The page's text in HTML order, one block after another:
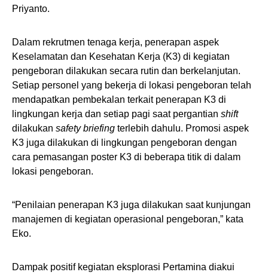
Priyanto.
Dalam rekrutmen tenaga kerja, penerapan aspek
Keselamatan dan Kesehatan Kerja (K3) di kegiatan
pengeboran dilakukan secara rutin dan berkelanjutan.
Setiap personel yang bekerja di lokasi pengeboran telah
mendapatkan pembekalan terkait penerapan K3 di
lingkungan kerja dan setiap pagi saat pergantian shift
dilakukan safety briefing terlebih dahulu. Promosi aspek
K3 juga dilakukan di lingkungan pengeboran dengan
cara pemasangan poster K3 di beberapa titik di dalam
lokasi pengeboran.
“Penilaian penerapan K3 juga dilakukan saat kunjungan
manajemen di kegiatan operasional pengeboran,” kata
Eko.
Dampak positif kegiatan eksplorasi Pertamina diakui